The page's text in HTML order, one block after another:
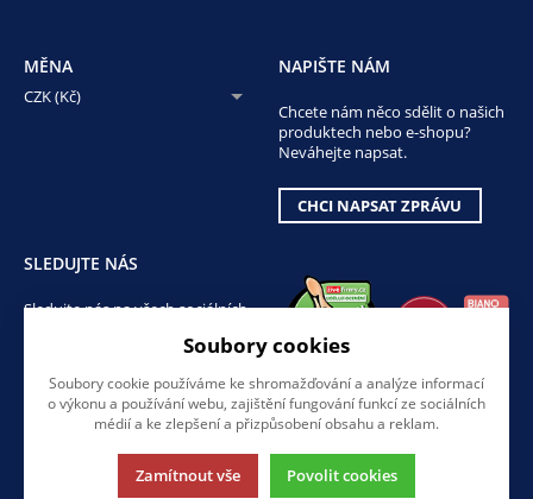
MĚNA
CZK (Kč)
NAPIŠTE NÁM
Chcete nám něco sdělit o našich
produktech nebo e-shopu?
Neváhejte napsat.
CHCI NAPSAT ZPRÁVU
SLEDUJTE NÁS
Sledujte nás na všech sociálních
Soubory cookies
Soubory cookie používáme ke shromažďování a analýze informací
o výkonu a používání webu, zajištění fungování funkcí ze sociálních
médií a ke zlepšení a přizpůsobení obsahu a reklam.
Zamítnout vše Povolit cookies